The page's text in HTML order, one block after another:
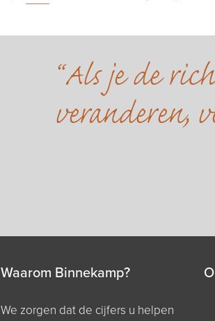
Als je de
veranderen,
Waarom Binnekamp?
We zorgen dat de cijfers u helpen